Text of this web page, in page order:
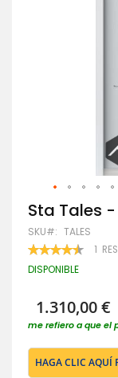
Saltar
al
comienzo
de
la
galería
imágenes
Sta Tales
SKU TALES
VALORACIÓN:
90 100
1
DISPONIBLE
1.310,00 €
me refiero a que el
HAGA CLIC AQUÍ